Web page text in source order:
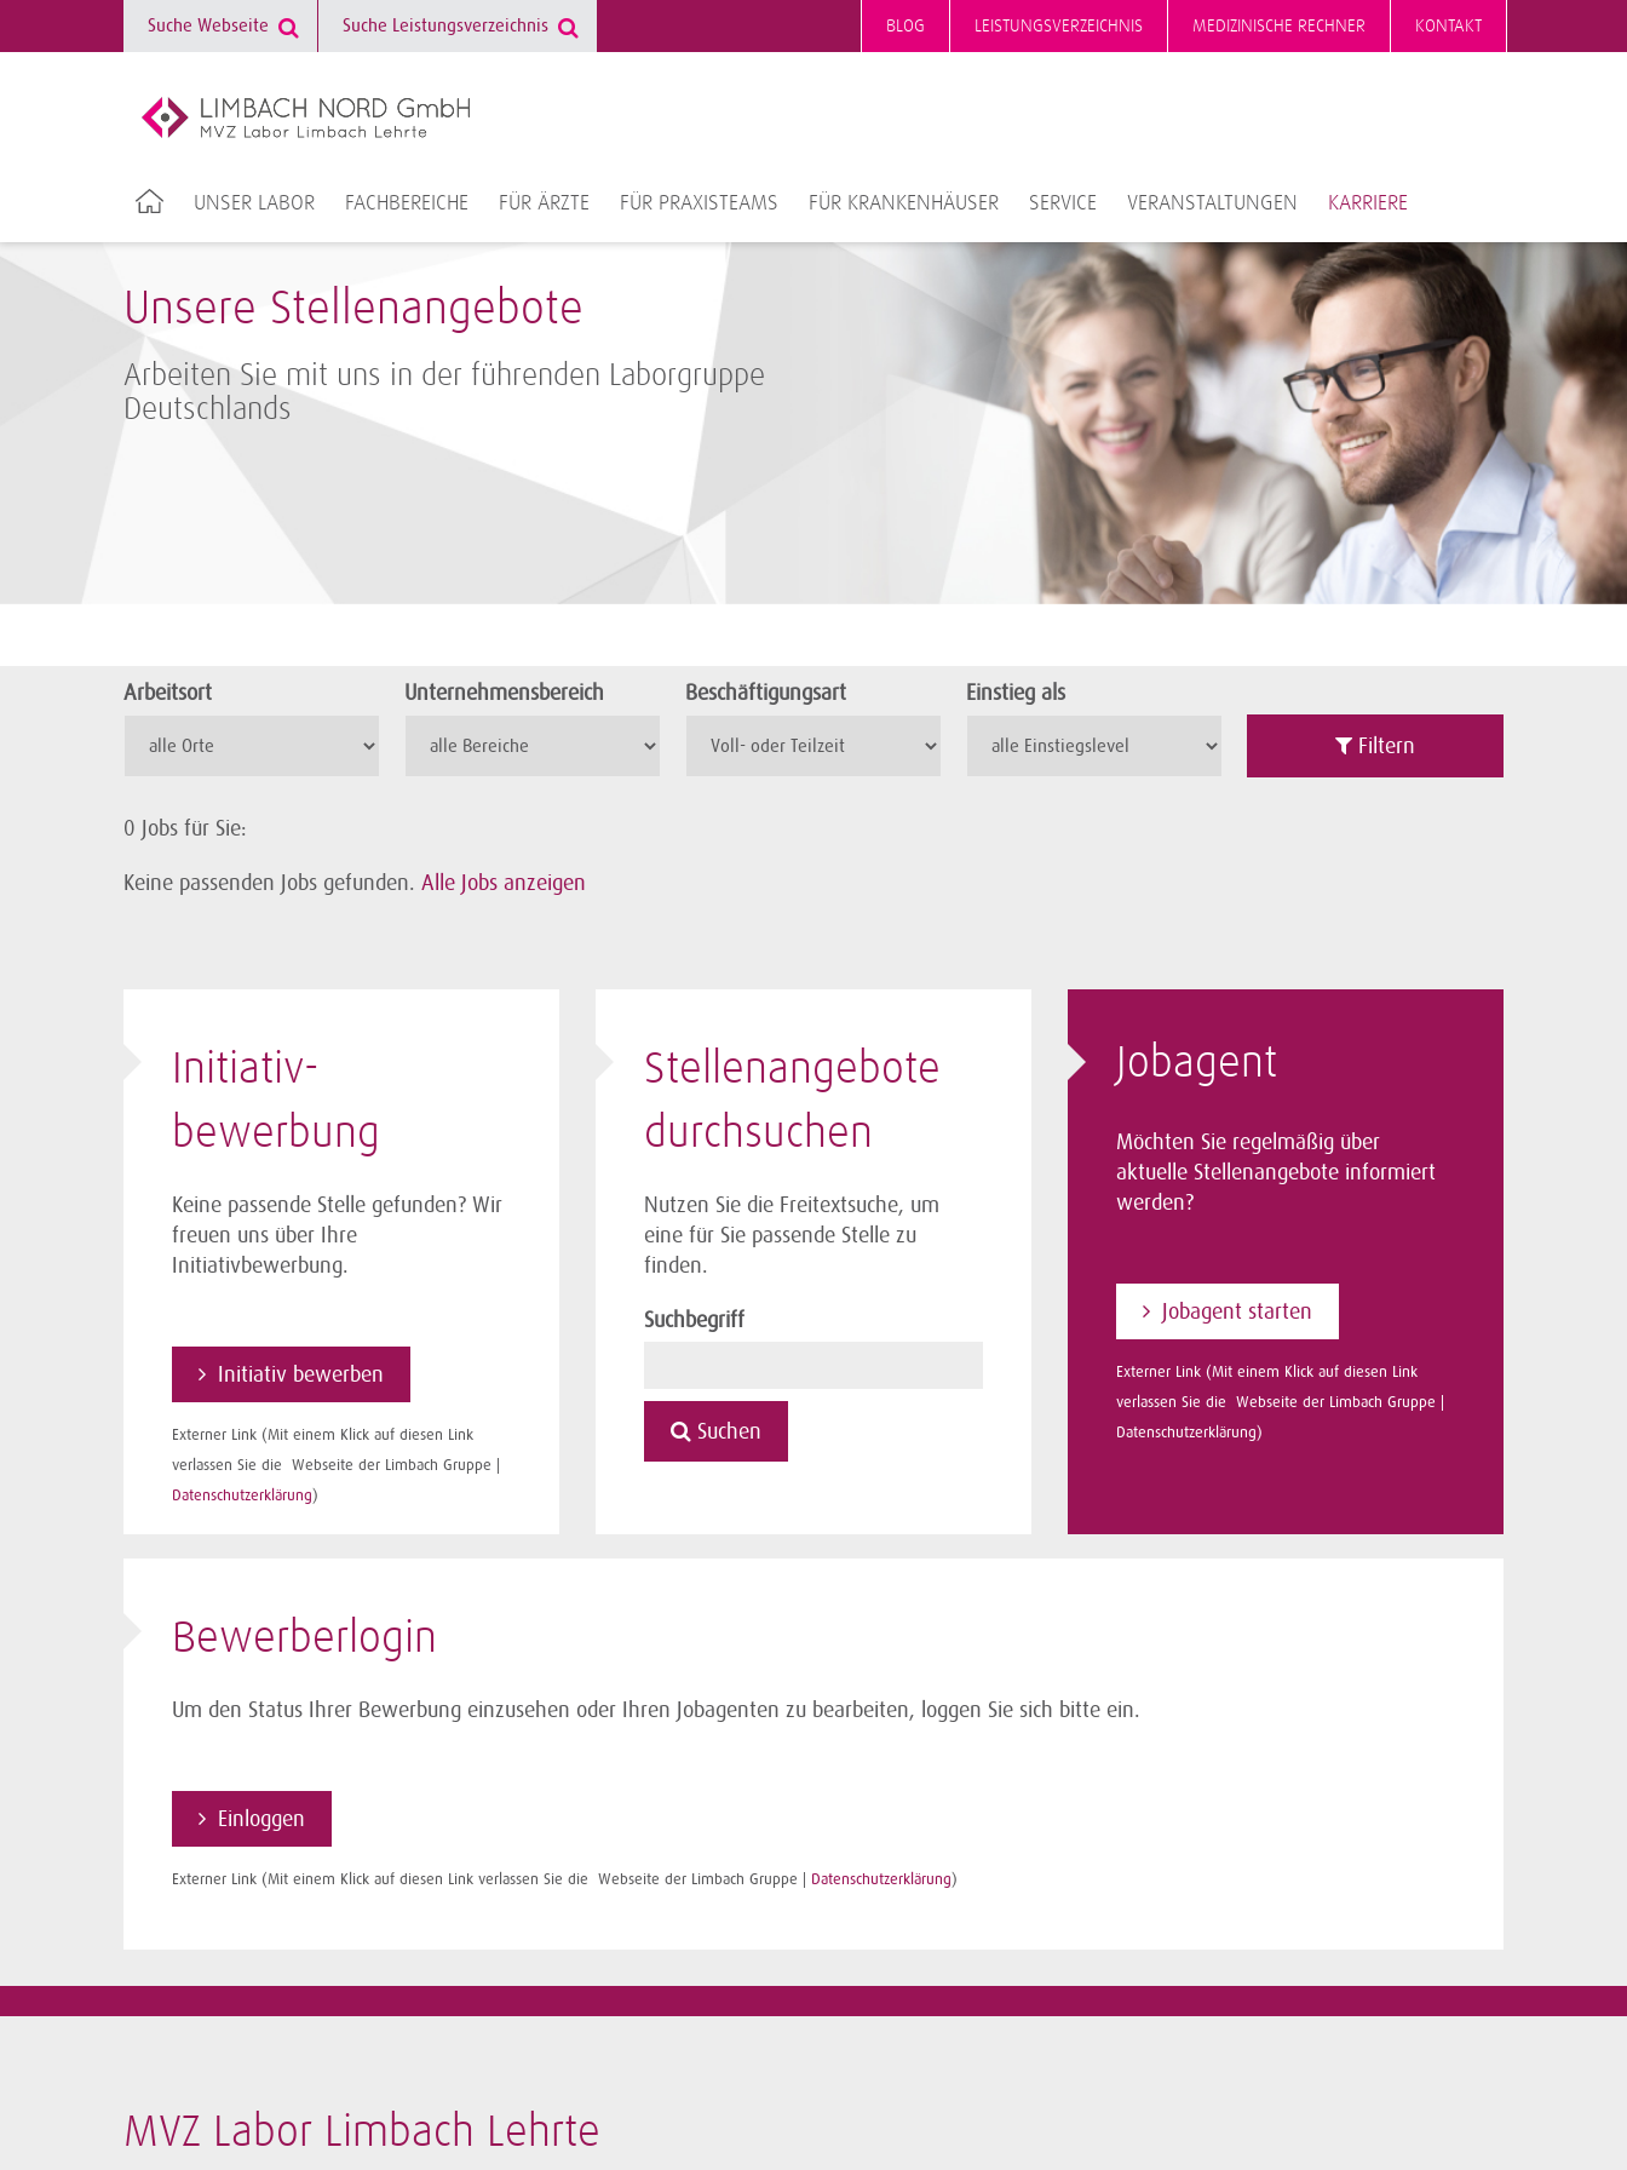
BLOG LEISTUNGSVERZEICHNIS MEDIZINISCHE RECHNER KONTAKT
UNSER LABOR FACHBEREICHE FÜR ÄRZTE FÜR PRAXISTEAMS FÜR KRANKENHÄUSER SERVICE VERANSTALTUNGEN KARRIERE
Unsere Stellenangebote
Arbeiten Sie mit uns in der führenden Laborgruppe
Deutschlands
Arbeitsort Unternehmensbereich Beschäftigungsart Einstieg als
Filtern
0 Jobs für Sie:
Keine passenden Jobs gefunden. Alle Jobs anzeigen
Initiativ­
bewerbung
Keine passende Stelle gefunden? Wir
freuen uns über Ihre
Initiativbewerbung.
Initiativ bewerben
Externer Link (Mit einem Klick auf diesen Link
verlassen Sie die Webseite der Limbach Gruppe |
Datenschutzerklärung)
Stellenangebote
durchsuchen
Nutzen Sie die Freitextsuche, um
eine für Sie passende Stelle zu
finden.
Suchbegriff
Suchen
Jobagent
Möchten Sie regelmäßig über
aktuelle Stellenangebote informiert
werden?
Jobagent starten
Externer Link (Mit einem Klick auf diesen Link
verlassen Sie die Webseite der Limbach Gruppe |
Datenschutzerklärung)
Bewerberlogin
Um den Status Ihrer Bewerbung einzusehen oder Ihren Jobagenten zu bearbeiten, loggen Sie sich bitte ein.
Einloggen
Externer Link (Mit einem Klick auf diesen Link verlassen Sie die Webseite der Limbach Gruppe | Datenschutzerklärung)
MVZ Labor Limbach Lehrte